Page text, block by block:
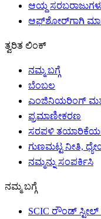
ಆಯ್ದ
ಆಫ್‌ಶೋರ್‌ಗಾಗಿ
ತ್ವರಿತ ಲಿಂಕ್
ನಮ್ಮ ಬಗ್ಗೆ
ಬೆಂಬಲ
ಎಂಜಿನಿಯರಿಂಗ್
ಪ್ರಮಾಣೀಕರಣ
ಸರಪಳಿ
ಗುಣಮಟ್ಟ ನೀತಿ,
ನಮ್ಮನ್ನು ಸಂಪರ್ಕಿಸಿ
ನಮ್ಮ ಬಗ್ಗೆ
SCIC ರೌಂಡ್